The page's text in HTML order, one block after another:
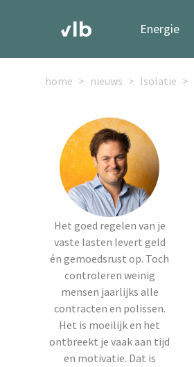
Energie
home nieuws Isolatie
Het goed regelen van je
vaste lasten levert geld
én gemoedsrust op. Toch
controleren weinig
mensen jaarlijks alle
contracten en polissen.
Het is moeilijk en het
ontbreekt je vaak aan tijd
en motivatie. Dat is